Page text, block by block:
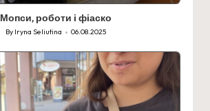
Мопси, роботи і фіаско
Posted
By Iryna Seliutina 06.08.2025